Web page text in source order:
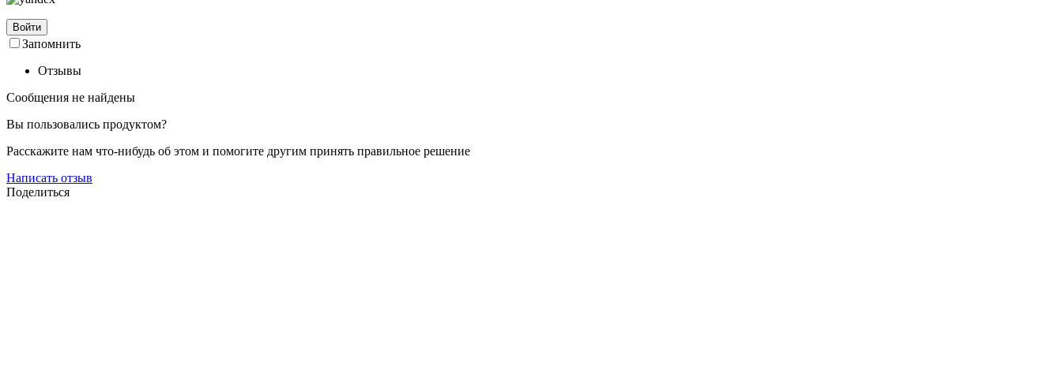
Войти
Запомнить
Отзывы
Сообщения не найдены
Вы пользовались продуктом?
Расскажите нам что-нибудь об этом и помогите другим принять правильное решение
Написать отзыв
Поделиться